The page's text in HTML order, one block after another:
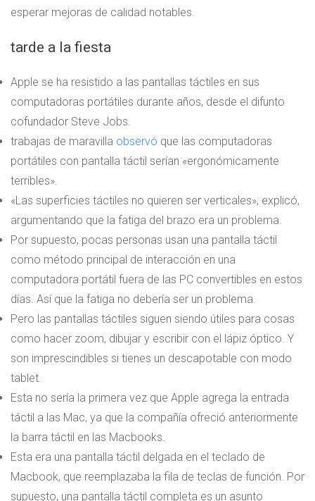
esperar mejoras de calidad notables.
tarde a la fiesta
Apple se ha resistido a las pantallas táctiles en sus
computadoras portátiles durante años, desde el difunto
cofundador Steve Jobs.
trabajas de maravilla observó que las computadoras
portátiles con pantalla táctil serían «ergonómicamente
terribles».
«Las superficies táctiles no quieren ser verticales», explicó,
argumentando que la fatiga del brazo era un problema.
Por supuesto, pocas personas usan una pantalla táctil
como método principal de interacción en una
computadora portátil fuera de las PC convertibles en estos
días. Así que la fatiga no debería ser un problema.
Pero las pantallas táctiles siguen siendo útiles para cosas
como hacer zoom, dibujar y escribir con el lápiz óptico. Y
son imprescindibles si tienes un descapotable con modo
tablet.
Esta no sería la primera vez que Apple agrega la entrada
táctil a las Mac, ya que la compañía ofreció anteriormente
la barra táctil en las Macbooks.
Esta era una pantalla táctil delgada en el teclado de
Macbook, que reemplazaba la fila de teclas de función. Por
supuesto, una pantalla táctil completa es un asunto